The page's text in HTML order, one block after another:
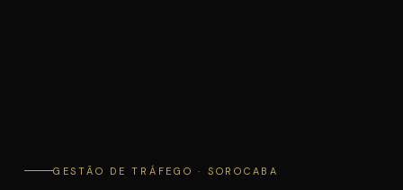
GESTÃO DE TRÁFEGO · SOROCABA